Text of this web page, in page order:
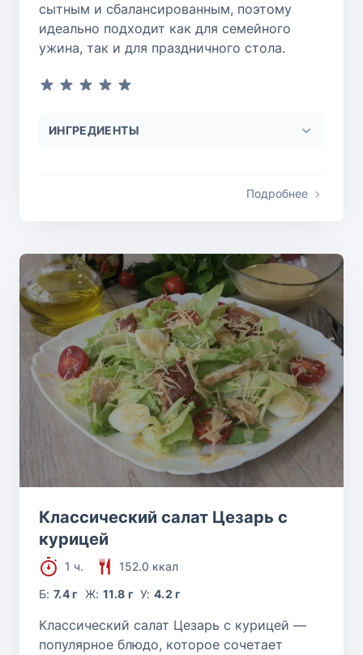
сытным и сбалансированным, поэтому
идеально подходит как для семейного
ужина, так и для праздничного стола.
ИНГРЕДИЕНТЫ
Подробнее
Классический салат Цезарь с
курицей
1 ч.
152.0 ккал
Б:7.4 г Ж: 11.8 г У:4.2 г
Классический салат Цезарь с курицей —
популярное блюдо, которое сочетает